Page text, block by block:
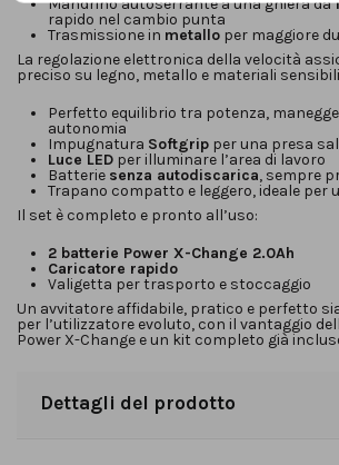
rapido nel cambio punta
Trasmissione in metallo per maggiore
La regolazione elettronica della velocità
preciso su legno, metallo e materiali
Perfetto equilibrio tra potenza,
autonomia
Impugnatura Softgrip per una presa
Luce LED per illuminare l’area di lavoro
Batterie senza autodiscarica, sempre
Trapano compatto e leggero, ideale per
Il set è completo e pronto all’uso:
2 batterie Power X-Change 2.0Ah
Caricatore rapido
Valigetta per trasporto e stoccaggio
Un avvitatore affidabile, pratico e perfetto
per l’utilizzatore evoluto, con il vantaggio
Power X-Change e un kit completo già
Dettagli del prodotto